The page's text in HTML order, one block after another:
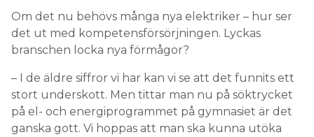
Om det nu behövs många nya elektriker – hur ser
det ut med kompetensförsörjningen. Lyckas
branschen locka nya förmågor?
– I de äldre siffror vi har kan vi se att det funnits ett
stort underskott. Men tittar man nu på söktrycket
på el- och energiprogrammet på gymnasiet är det
ganska gott. Vi hoppas att man ska kunna utöka